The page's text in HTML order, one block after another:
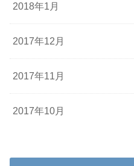
2018年1月
2017年12月
2017年11月
2017年10月